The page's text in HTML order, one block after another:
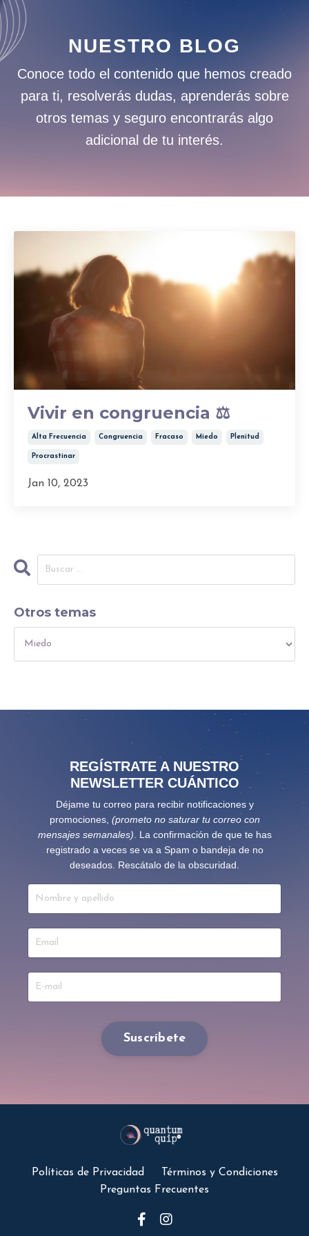
NUESTRO BLOG
Conoce todo el contenido que hemos creado
para ti, resolverás dudas, aprenderás sobre
otros temas y seguro encontrarás algo
adicional de tu interés.
Vivir en congruencia ⚖️
Alta Frecuencia Congruencia Fracaso Miedo Plenitud
Procrastinar
Jan 10, 2023
Otros temas
REGÍSTRATE A NUESTRO
NEWSLETTER CUÁNTICO
Déjame tu correo para recibir notificaciones y
promociones, (prometo no saturar tu correo con
mensajes semanales) . La confirmación de que te has
registrado a veces se va a Spam o bandeja de no
deseados. Rescátalo de la obscuridad.
Suscríbete
Políticas de Privacidad
Términos y Condiciones
Preguntas Frecuentes